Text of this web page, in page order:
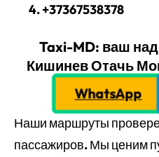
+37367538378
Taxi-MD: ваш
Кишинев Отачь
WhatsApp
Наши маршруты
пассажиров. Мы ценим